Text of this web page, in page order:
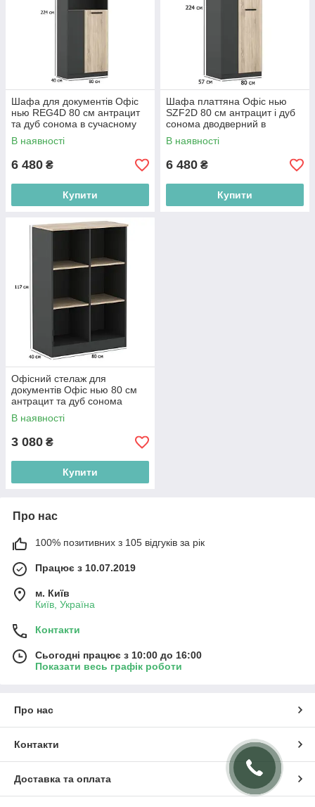
Шафа для документів Офіс
нью REG4D 80 см антрацит
та дуб сонома в сучасному
стилі
В наявності
6 480 ₴
Купити
Шафа платтяна Офіс нью
SZF2D 80 см антрацит і дуб
сонома дводверний в
сучасному стилі
В наявності
6 480 ₴
Купити
Офісний стелаж для
документів Офіс нью 80 см
антрацит та дуб сонома
В наявності
3 080 ₴
Купити
Про нас
100% позитивних з 105 відгуків за рік
Працює з 10.07.2019
м. Київ
Київ, Україна
Контакти
Сьогодні працює з 10:00 до 16:00
Показати весь графік роботи
Про нас
Контакти
Доставка та оплата